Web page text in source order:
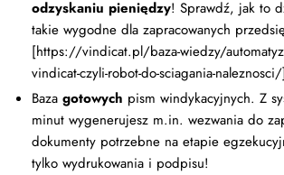
odzyskaniu pieniędzy! Sprawdź, jak to
takie wygodne dla zapracowanych
[https://vindicat.pl/baza-wiedzy/
vindicat-czyli-robot-do-sciagania-
Baza gotowych pism windykacyjnych. Z
minut wygenerujesz m.in. wezwania do
dokumenty potrzebne na etapie
tylko wydrukowania i podpisu!